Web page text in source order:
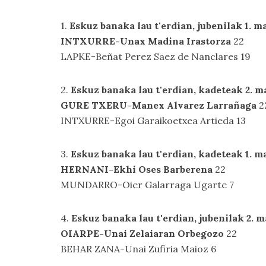
1. Eskuz banaka lau t'erdian, jubenilak 1.
INTXURRE-Unax Madina Irastorza 22
LAPKE-Beñat Perez Saez de Nanclares 19
2. Eskuz banaka lau t'erdian, kadeteak 2.
GURE TXERU-Manex Alvarez Larrañaga
INTXURRE-Egoi Garaikoetxea Artieda 13
3. Eskuz banaka lau t'erdian, kadeteak 1.
HERNANI-Ekhi Oses Barberena 22
MUNDARRO-Oier Galarraga Ugarte 7
4. Eskuz banaka lau t'erdian, jubenilak 2.
OIARPE-Unai Zelaiaran Orbegozo 22
BEHAR ZANA-Unai Zufiria Maioz 6